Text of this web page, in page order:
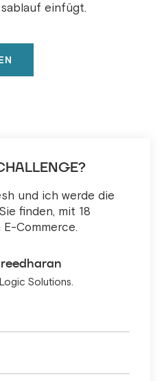
einfügt.
und ich werde die
finden, mit 18
Commerce.
Solutions.